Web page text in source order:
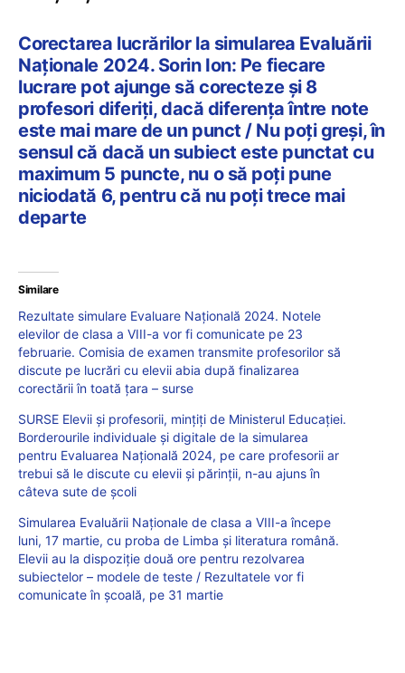
Corectarea lucrărilor la simularea Evaluării
Naționale 2024. Sorin Ion: Pe fiecare
lucrare pot ajunge să corecteze și 8
profesori diferiți, dacă diferența între note
este mai mare de un punct / Nu poți greși, în
sensul că dacă un subiect este punctat cu
maximum 5 puncte, nu o să poți pune
niciodată 6, pentru că nu poți trece mai
departe
Similare
Rezultate simulare Evaluare Națională 2024. Notele
elevilor de clasa a VIII-a vor fi comunicate pe 23
februarie. Comisia de examen transmite profesorilor să
discute pe lucrări cu elevii abia după finalizarea
corectării în toată țara – surse
SURSE Elevii și profesorii, mințiți de Ministerul Educației.
Borderourile individuale și digitale de la simularea
pentru Evaluarea Națională 2024, pe care profesorii ar
trebui să le discute cu elevii și părinții, n-au ajuns în
câteva sute de școli
Simularea Evaluării Naționale de clasa a VIII-a începe
luni, 17 martie, cu proba de Limba și literatura română.
Elevii au la dispoziție două ore pentru rezolvarea
subiectelor – modele de teste / Rezultatele vor fi
comunicate în școală, pe 31 martie